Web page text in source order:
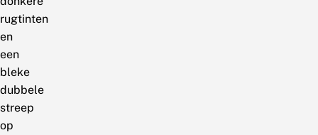
rugtinten
en
een
bleke
dubbele
streep
op